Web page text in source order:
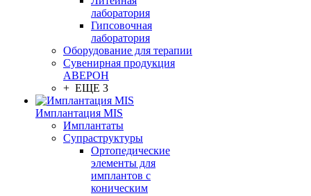
лаборатория
Гипсовочная
лаборатория
Оборудование для терапии
Сувенирная продукция
АВЕРОН
+ ЕЩЕ 3
Имплантация MIS
Имплантаты
Супраструктуры
Ортопедические
элементы для
имплантов с
коническим